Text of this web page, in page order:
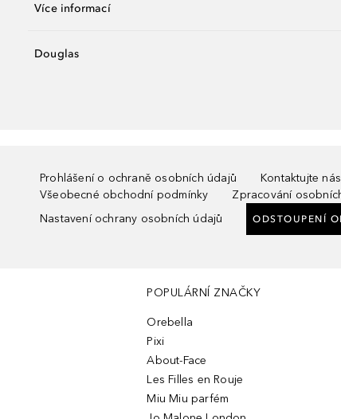
Více informací
Douglas
Prohlášení o ochraně osobních údajů Kontaktujte nás
Všeobecné obchodní podmínky
Zpracování
Nastavení ochrany osobních údajů
ODSTOUPENÍ
POPULÁRNÍ ZNAČKY
Orebella
Pixi
About-Face
Les Filles en Rouje
Miu Miu parfém